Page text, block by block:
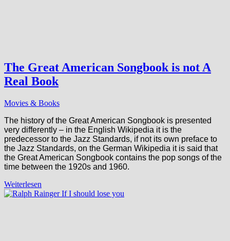
The Great American Songbook is not A
Real Book
Movies & Books
The history of the Great American Songbook is presented
very differently – in the English Wikipedia it is the
predecessor to the Jazz Standards, if not its own preface to
the Jazz Standards, on the German Wikipedia it is said that
the Great American Songbook contains the pop songs of the
time between the 1920s and 1960.
Weiterlesen